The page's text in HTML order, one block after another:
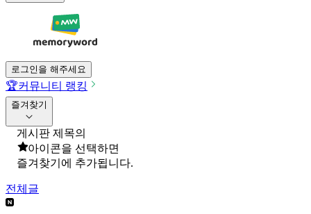
로그인을 해주세요
🏆커뮤니티 랭킹
즐겨찾기
게시판 제목의
아이콘을 선택하면
즐겨찾기에 추가됩니다.
전체글